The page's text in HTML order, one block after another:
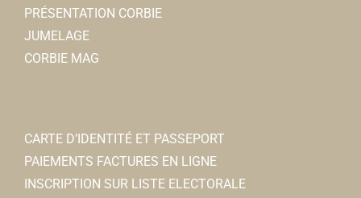
PRÉSENTATION CORBIE
JUMELAGE
CORBIE MAG
CARTE D’IDENTITÉ ET PASSEPORT
PAIEMENTS FACTURES EN LIGNE
INSCRIPTION SUR LISTE ELECTORALE